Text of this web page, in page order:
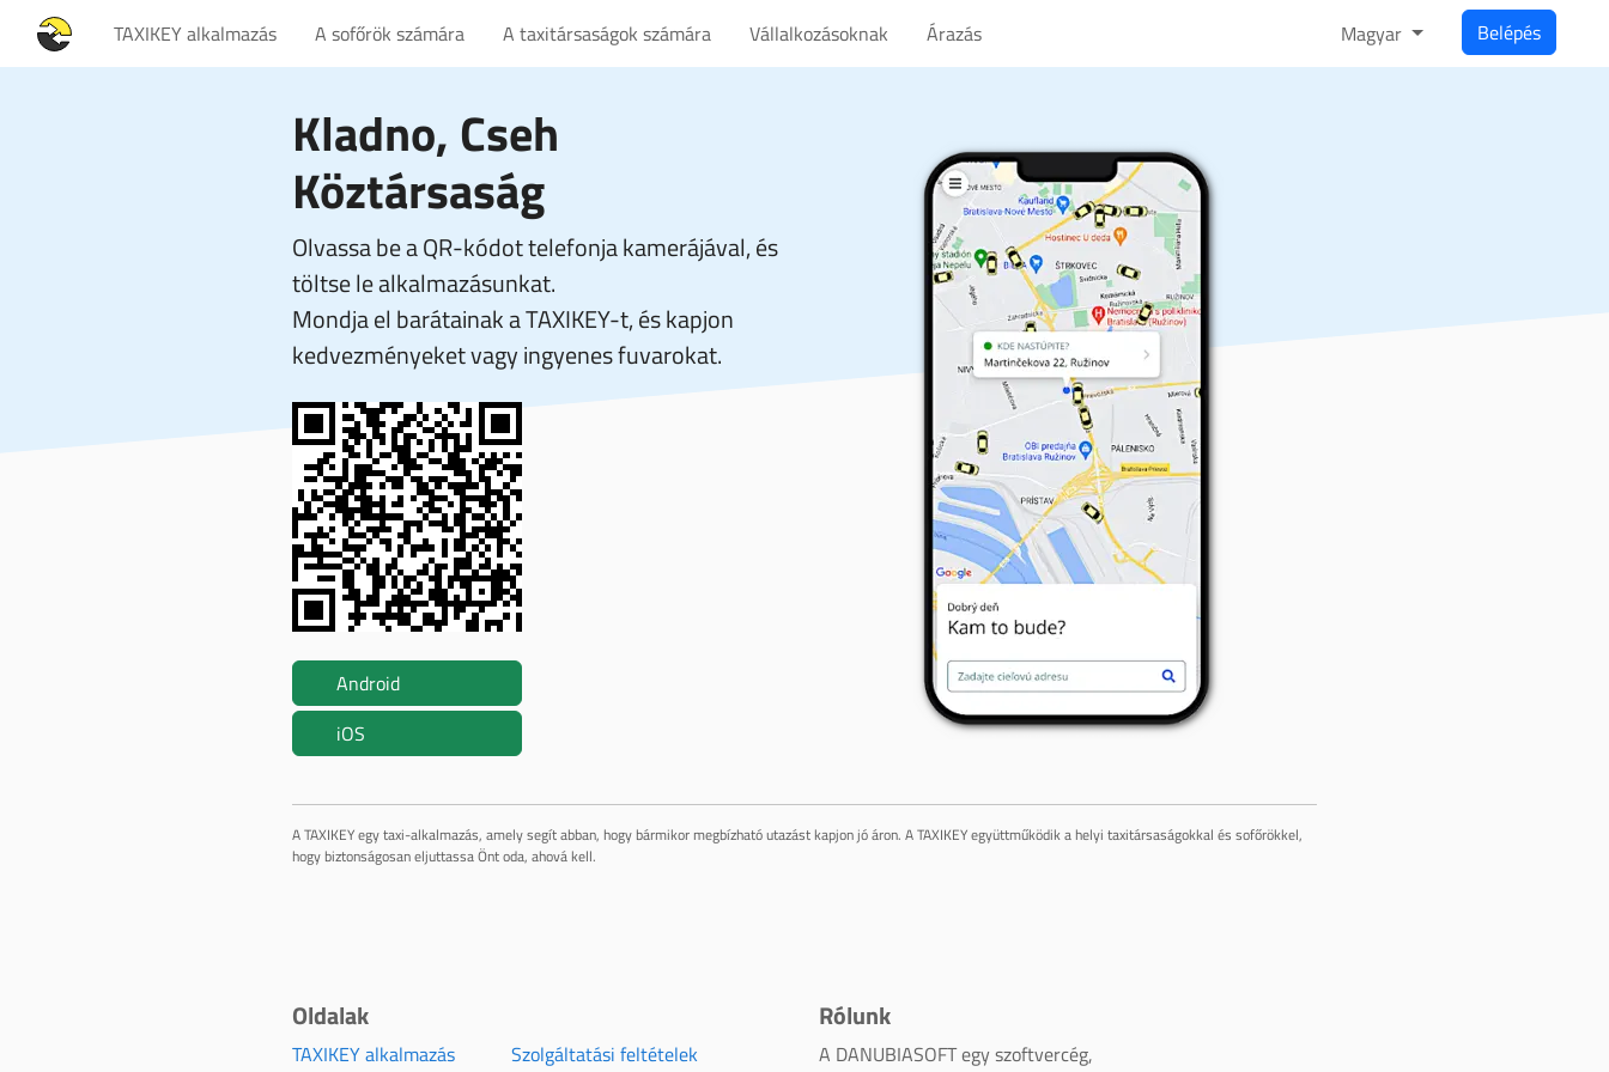
TAXIKEY alkalmazás A sofőrök számára A taxitársaságok számára Vállalkozásoknak Árazás Magyar Belépés
Kladno, Cseh
Köztársaság
Olvassa be a QR-kódot telefonja kamerájával, és
töltse le alkalmazásunkat.
Mondja el barátainak a TAXIKEY-t, és kapjon
kedvezményeket vagy ingyenes fuvarokat.
Android
iOS
A TAXIKEY egy taxi-alkalmazás, amely segít abban, hogy bármikor megbízható utazást kapjon jó áron. A TAXIKEY együttműködik a helyi taxitársaságokkal és sofőrökkel,
hogy biztonságosan eljuttassa Önt oda, ahová kell.
Oldalak
TAXIKEY alkalmazás
Szolgáltatási feltételek
Rólunk
A DANUBIASOFT egy szoftvercég,